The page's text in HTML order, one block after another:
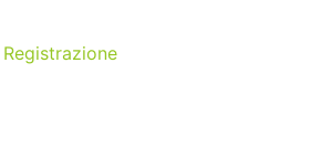
Registrazione